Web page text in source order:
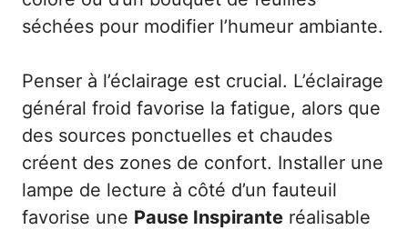
séchées pour modifier l’humeur ambiante.
Penser à l’éclairage est crucial. L’éclairage
général froid favorise la fatigue, alors que
des sources ponctuelles et chaudes
créent des zones de confort. Installer une
lampe de lecture à côté d’un fauteuil
favorise une Pause Inspirante réalisable